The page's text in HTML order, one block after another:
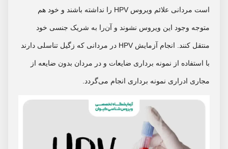
است مردانی علائم ویروس HPV را نداشته باشند و خود هم
متوجه وجود این ویروس نشوند و آن‌را به شریک جنسی خود
منتقل کنند. انجام آزمایش HPV در مردانی که زگیل تناسلی دارند
با استفاده از نمونه برداری ضایعات و در مردان بدون ضایعه از
مجاری ادراری نمونه برداری انجام می‌گردد.